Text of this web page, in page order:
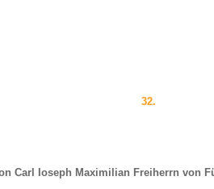
32.
Carl Ioseph Maximilian Freiherrn von